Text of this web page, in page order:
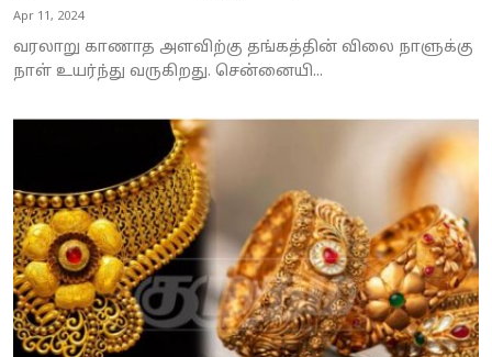
Apr 11, 2024
வரலாறு காணாத அளவிற்கு தங்கத்தின் விலை நாளுக்கு
நாள் உயர்ந்து வருகிறது. சென்னையி...